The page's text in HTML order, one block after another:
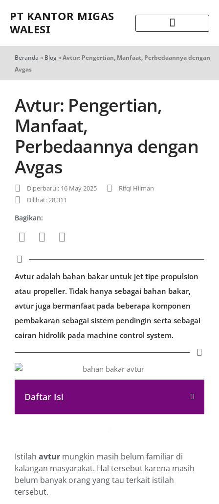
PT KANTOR MIGAS
WALESI
Beranda » Blog»Avtur: Pengertian, Manfaat, Perbedaannya dengan
Avgas
Avtur: Pengertian,
Manfaat,
Perbedaannya dengan
Avgas
Diperbarui: 16 May 2025
Rifqi Hilman
Dilihat: 28,311
Bagikan:
Avtur adalah bahan bakar untuk jet tipe propulsion
atau propeller. Tidak hanya sebagai bahan bakar,
avtur juga bermanfaat pada beberapa komponen
pembakaran sebagai sistem pendingin serta sebagai
cairan hidrolik pada machine control system.
Daftar Isi
Istilah avtur mungkin masih belum familiar di
kalangan masyarakat. Hal tersebut karena masih
belum banyak orang yang tau terkait istilah
tersebut.